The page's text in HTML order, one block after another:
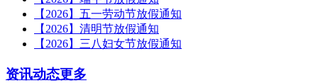
【2026】五一劳动节放假通知
【2026】清明节放假通知
【2026】三八妇女节放假通知
资讯动态更多